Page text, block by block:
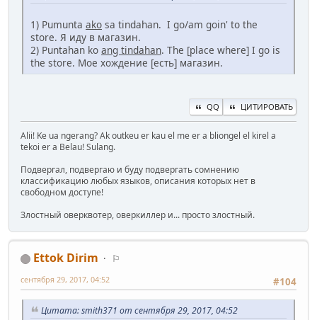
1) Pumunta ako sa tindahan. I go/am goin' to the
store. Я иду в магазин.
2) Puntahan ko ang tindahan. The [place where] I go is
the store. Мое хождение [есть] магазин.
QQ ЦИТИРОВАТЬ
Alii! Ke ua ngerang? Ak outkeu er kau el me er a bliongel el kirel a
tekoi er a Belau! Sulang.
Подвергал, подвергаю и буду подвергать сомнению
классификацию любых языков, описания которых нет в
свободном доступе!
Злостный оверквотер, оверкиллер и... просто злостный.
Ettok Dirim
⚐
#104
сентября 29, 2017, 04:52
Цитата: smith371 от сентября 29, 2017, 04:52